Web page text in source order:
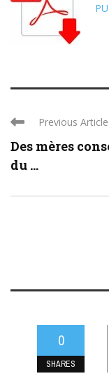
Previous Article
Des mères
du ...
0
SHARES